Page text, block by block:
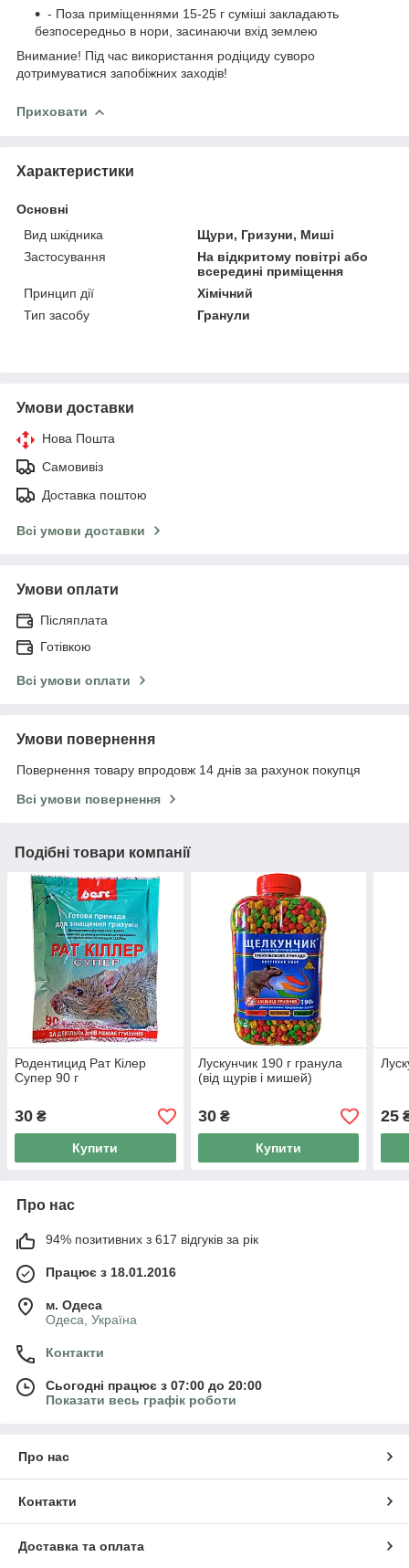
- Поза приміщеннями 15-25 г суміші закладають
безпосередньо в нори, засинаючи вхід землею
Внимание! Під час використання родіциду суворо
дотримуватися запобіжних заходів!
Приховати
Характеристики
Основні
Вид шкідника
Щури, Гризуни, Миші
Застосування
На відкритому повітрі або
всередині приміщення
Принцип дії
Хімічний
Тип засобу
Гранули
Умови доставки
Нова Пошта
Самовивіз
Доставка поштою
Всі умови доставки
Умови оплати
Післяплата
Готівкою
Всі умови оплати
Умови повернення
Повернення товару впродовж 14 днів за рахунок покупця
Всі умови повернення
Подібні товари компанії
Родентицид Рат Кілер
Супер 90 г
30 ₴
Купити
Лускунчик 190 г гранула
(від щурів і мишей)
30₴
Купити
25
Про нас
94% позитивних з 617 відгуків за рік
Працює з 18.01.2016
м. Одеса
Одеса, Україна
Контакти
Сьогодні працює з 07:00 до 20:00
Показати весь графік роботи
Про нас
Контакти
Доставка та оплата